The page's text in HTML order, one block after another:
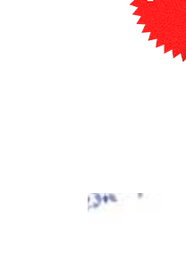
Te invito a